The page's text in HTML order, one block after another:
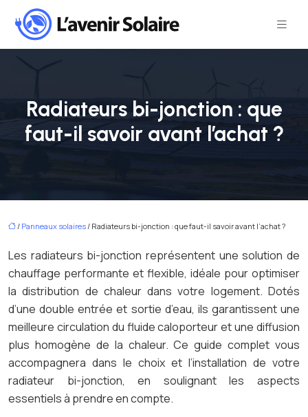
Radiateurs bi-jonction : que
faut-il savoir avant l’achat ?
/ Panneaux solaires/ Radiateurs bi-jonction : que faut-il savoir avant l’achat ?
Les radiateurs bi-jonction représentent une solution de
chauffage performante et flexible, idéale pour optimiser
la distribution de chaleur dans votre logement. Dotés
d’une double entrée et sortie d’eau, ils garantissent une
meilleure circulation du fluide caloporteur et une diffusion
plus homogène de la chaleur. Ce guide complet vous
accompagnera dans le choix et l’installation de votre
radiateur bi-jonction, en soulignant les aspects
essentiels à prendre en compte.